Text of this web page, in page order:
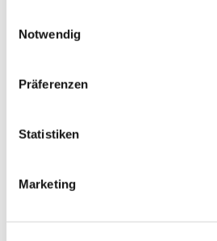
Notwendig
Präferenzen
Statistiken
Marketing